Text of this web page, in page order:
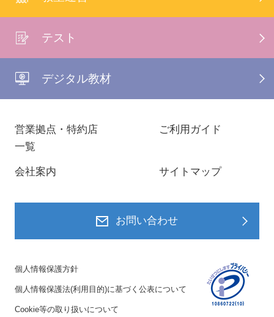
テスト
デジタル教材
営業拠点・特約店
一覧
ご利用ガイド
会社案内 サイトマップ
お問い合わせ
個人情報保護方針
個人情報保護法(利用目的)に基づく公表について
Cookie等の取り扱いについて